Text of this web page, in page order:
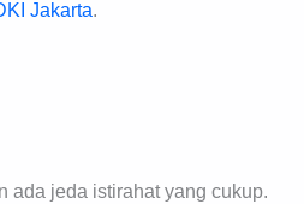
Jakarta.
ada jeda istirahat yang cukup.